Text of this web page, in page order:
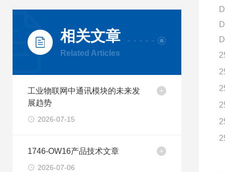
相关文章
Related Articles
工业物联网中通讯模块的未来发
展趋势
2026-07-15
1746-OW16产品技术文章
2026-07-06